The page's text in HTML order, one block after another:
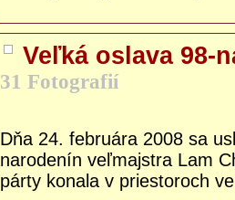
Veľká oslava 98-
31 Fotografií
Dňa 24. februára 2008 sa
narodenín veľmajstra Lam
párty konala v priestoroch